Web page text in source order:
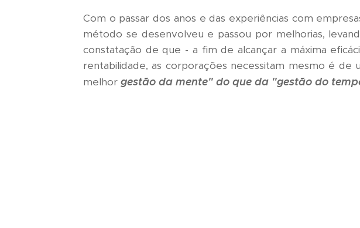
Com o passar dos anos e das experiências com
método se desenvolveu e passou por melhorias,
constatação de que - a fim de alcançar a máxima
rentabilidade, as corporações necessitam mesmo é de
melhor gestão da mente" do que da "gestão do